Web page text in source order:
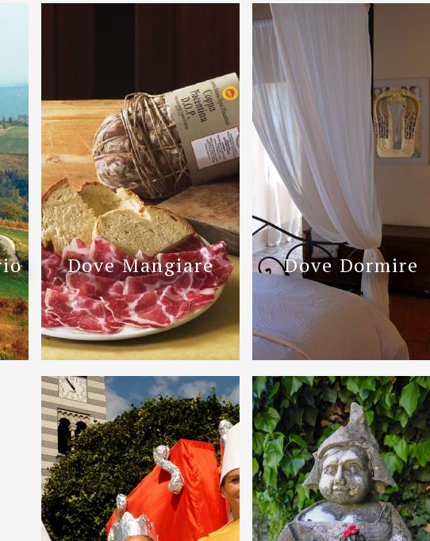
Dove Mangiare Dove Dormire